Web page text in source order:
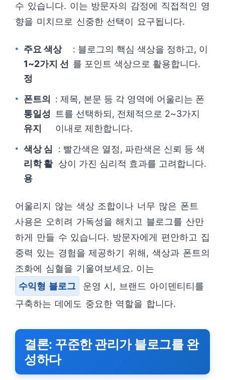
수 있습니다. 이는 방문자의 감정에 직접적인 영
향을 미치므로 신중한 선택이 요구됩니다.
주요 색상
1~2가지 선
정
: 블로그의 핵심 색상을 정하고, 이
를 포인트 색상으로 활용합니다.
폰트의
통일성
유지
: 제목, 본문 등 각 영역에 어울리는 폰
트를 선택하되, 전체적으로 2~3가지
이내로 제한합니다.
색상 심
리학 활
용
: 빨간색은 열정, 파란색은 신뢰 등 색
상이 가진 심리적 효과를 고려합니다.
어울리지 않는 색상 조합이나 너무 많은 폰트
사용은 오히려 가독성을 해치고 블로그를 산만
하게 만들 수 있습니다. 방문자에게 편안하고 집
중력 있는 경험을 제공하기 위해, 색상과 폰트의
조화에 심혈을 기울여보세요. 이는
수익형 블로그
운영 시, 브랜드 아이덴티티를
구축하는 데에도 중요한 역할을 합니다.
결론: 꾸준한 관리가 블로그를 완
성하다